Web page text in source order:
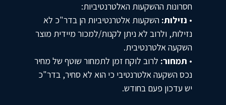
חסרונות ההשקעות האלטרנטיביות:
• נזילות: השקעות אלטרנטיביות הן בדר"כ לא
נזילות, ולרוב לא ניתן לקנות/למכור מיידית מוצר
השקעה אלטרנטיבית.
• תמחור: לרוב לוקח זמן לתמחור שוטף של מחיר
נכס השקעה אלטרנטיבי כי הוא לא סחיר, בדר"כ
יש עדכון פעם בחודש.